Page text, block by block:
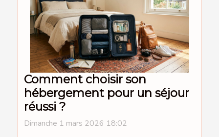
Comment choisir son
hébergement pour un séjour
réussi ?
Dimanche 1 mars 2026 18:02